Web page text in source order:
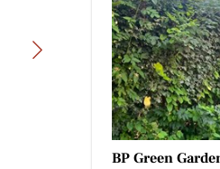
BP Green